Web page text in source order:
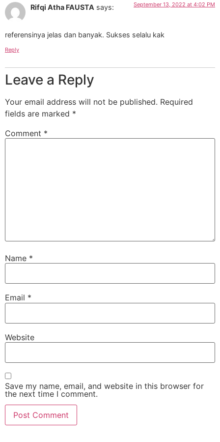
Rifqi Atha FAUSTA says: September 13, 2022 at 4:02 PM
referensinya jelas dan banyak. Sukses selalu kak
Reply
Leave a Reply
Your email address will not be published. Required
fields are marked *
Comment *
Name *
Email *
Website
Save my name, email, and website in this browser for
the next time I comment.